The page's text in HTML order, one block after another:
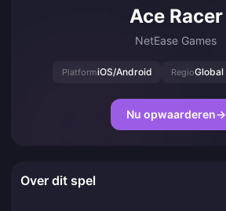
Ace Racer
NetEase Games
PlatformiOS/Android RegioGlobal
Nu opwaarderen→
Over dit spel